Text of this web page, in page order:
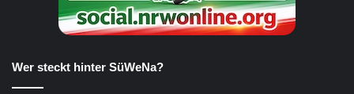
Wer steckt hinter SüWeNa?